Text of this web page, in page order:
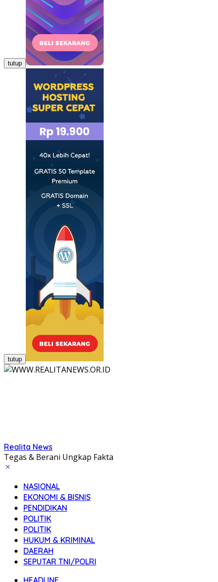
tutup
tutup
Realita News
Tegas & Berani Ungkap Fakta
NASIONAL
EKONOMI & BISNIS
PENDIDIKAN
POLITIK
POLITIK
HUKUM & KRIMINAL
DAERAH
SEPUTAR TNI/POLRI
HEADLINE